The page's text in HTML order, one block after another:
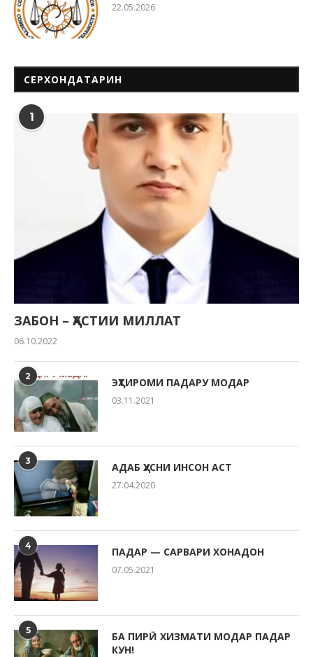
22.05.2026
СЕРХОНДАТАРИН
1
ЗАБОН – ҲАСТИИ МИЛЛАТ
06.10.2022
2 ЭҲТИРОМИ ПАДАРУ МОДАР
03.11.2021
3 АДАБ ҲУСНИ ИНСОН АСТ
27.04.2020
4 ПАДАР — САРВАРИ ХОНАДОН
07.05.2021
5
БА ПИРӢ ХИЗМАТИ МОДАР ПАДАР
КУН!